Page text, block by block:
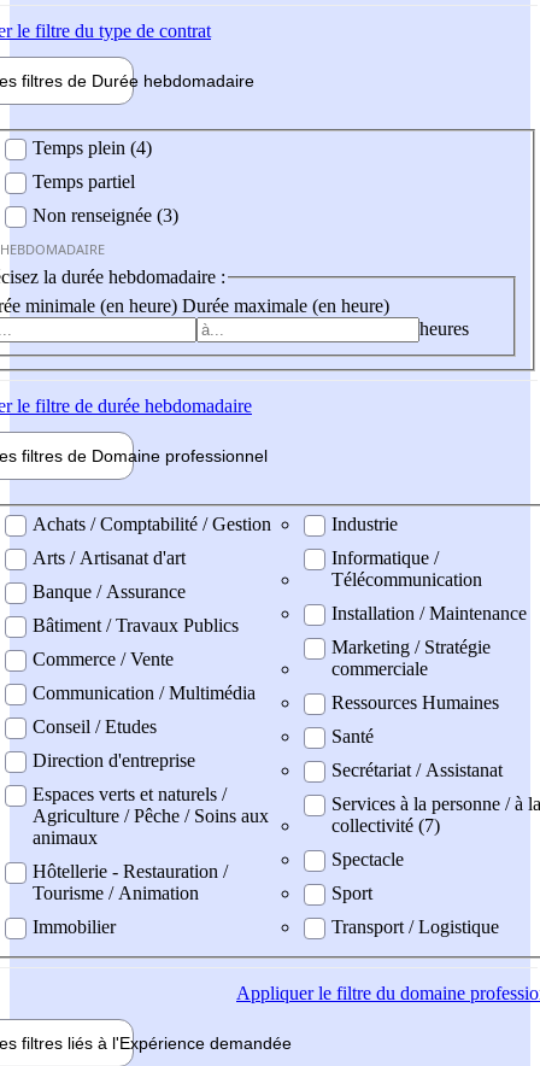
le filtre du type de contrat
filtres de Durée hebdomadaire
Temps plein (4)
Temps partiel
Non renseignée (3)
la durée hebdomadaire :
minimale (en heure) Durée maximale (en heure)
heures
le filtre de durée hebdomadaire
filtres de Domaine professionnel
professionel
Achats / Comptabilité / Gestion
Arts / Artisanat d'art
Banque / Assurance
Bâtiment / Travaux Publics
Commerce / Vente
Communication / Multimédia
Conseil / Etudes
Direction d'entreprise
Espaces verts et naturels /
Agriculture / Pêche / Soins aux
animaux
Hôtellerie - Restauration /
Tourisme / Animation
Immobilier
Industrie
Informatique /
Télécommunication
Installation / Maintenance
Marketing / Stratégie
commerciale
Ressources Humaines
Santé
Secrétariat / Assistanat
Services à la personne / à la
collectivité (7)
Spectacle
Sport
Transport / Logistique
Appliquerle filtre du domaine
filtres liés à l'Expérience demandée